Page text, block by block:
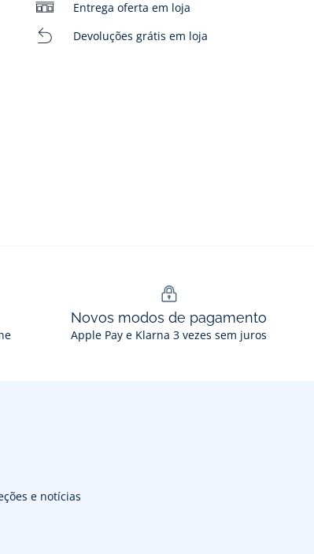
Entrega oferta em loja
Devoluções grátis em loja
Novos modos de pagamento
Apple Pay e Klarna 3 vezes sem juros
e notícias